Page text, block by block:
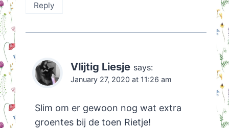
Reply
Vlijtig Liesje says:
January 27, 2020 at 11:26 am
Slim om er gewoon nog wat extra
groentes bij de toen Rietje!